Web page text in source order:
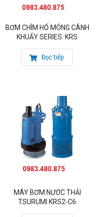
BƠM CHÌM HỐ MÓNG CÁNH
KHUẤY SERIES: KRS
Đọc tiếp
MÁY BƠM NƯỚC THẢI
TSURUMI KRS2-C6